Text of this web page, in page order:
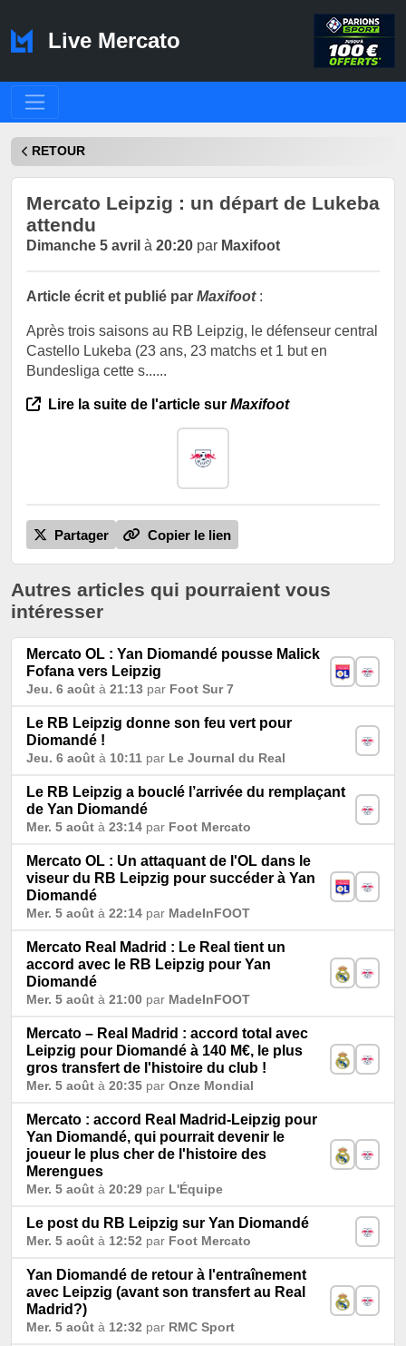
Live Mercato
RETOUR
Mercato Leipzig : un départ de Lukeba
attendu
Dimanche 5 avril à 20:20 par Maxifoot
Article écrit et publié par Maxifoot:
Après trois saisons au RB Leipzig, le défenseur central
Castello Lukeba (23 ans, 23 matchs et 1 but en
Bundesliga cette s......
Lire la suite de l'article sur Maxifoot
Partager Copier le lien
Autres articles qui pourraient vous
intéresser
Mercato OL : Yan Diomandé pousse Malick
Fofana vers Leipzig
Jeu. 6 août à 21:13 par Foot Sur 7
Le RB Leipzig donne son feu vert pour
Diomandé !
Jeu. 6 août à 10:11 par Le Journal du Real
Le RB Leipzig a bouclé l’arrivée du remplaçant
de Yan Diomandé
Mer. 5 août à 23:14 par Foot Mercato
Mercato OL : Un attaquant de l'OL dans le
viseur du RB Leipzig pour succéder à Yan
Diomandé
Mer. 5 août à 22:14 par MadeInFOOT
Mercato Real Madrid : Le Real tient un
accord avec le RB Leipzig pour Yan
Diomandé
Mer. 5 août à 21:00 par MadeInFOOT
Mercato – Real Madrid : accord total avec
Leipzig pour Diomandé à 140 M€, le plus
gros transfert de l'histoire du club !
Mer. 5 août à 20:35 par Onze Mondial
Mercato : accord Real Madrid-Leipzig pour
Yan Diomandé, qui pourrait devenir le
joueur le plus cher de l'histoire des
Merengues
Mer. 5 août à 20:29 par L'Équipe
Le post du RB Leipzig sur Yan Diomandé
Mer. 5 août à 12:52 par Foot Mercato
Yan Diomandé de retour à l'entraînement
avec Leipzig (avant son transfert au Real
Madrid?)
Mer. 5 août à 12:32 par RMC Sport